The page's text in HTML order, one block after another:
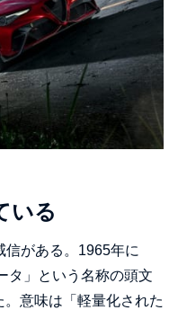
いる
がある。1965年に
タ」という名称の頭文
意味は「軽量化された